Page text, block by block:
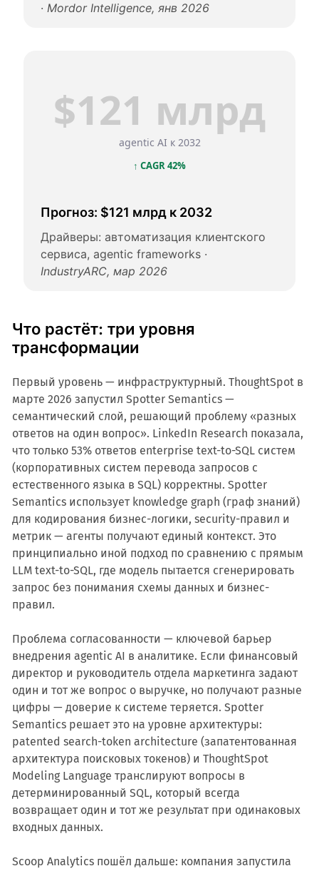
· Mordor Intelligence, янв 2026
$121 млрд
agentic AI к 2032
↑ CAGR 42%
Прогноз: $121 млрд к 2032
Драйверы: автоматизация клиентского
сервиса, agentic frameworks ·
IndustryARC, мар 2026
Что растёт: три уровня
трансформации
Первый уровень — инфраструктурный. ThoughtSpot в
марте 2026 запустил Spotter Semantics —
семантический слой, решающий проблему «разных
ответов на один вопрос». LinkedIn Research показала,
что только 53% ответов enterprise text-to-SQL систем
(корпоративных систем перевода запросов с
естественного языка в SQL) корректны. Spotter
Semantics использует knowledge graph (граф знаний)
для кодирования бизнес-логики, security-правил и
метрик — агенты получают единый контекст. Это
принципиально иной подход по сравнению с прямым
LLM text-to-SQL, где модель пытается сгенерировать
запрос без понимания схемы данных и бизнес-
правил.
Проблема согласованности — ключевой барьер
внедрения agentic AI в аналитике. Если финансовый
директор и руководитель отдела маркетинга задают
один и тот же вопрос о выручке, но получают разные
цифры — доверие к системе теряется. Spotter
Semantics решает это на уровне архитектуры:
patented search-token architecture (запатентованная
архитектура поисковых токенов) и ThoughtSpot
Modeling Language транслируют вопросы в
детерминированный SQL, который всегда
возвращает один и тот же результат при одинаковых
входных данных.
Scoop Analytics пошёл дальше: компания запустила